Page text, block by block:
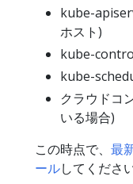
kube-
ホスト)
kube-
kube-
クラウドコ
いる場合)
この時点で、 最
ールしてください